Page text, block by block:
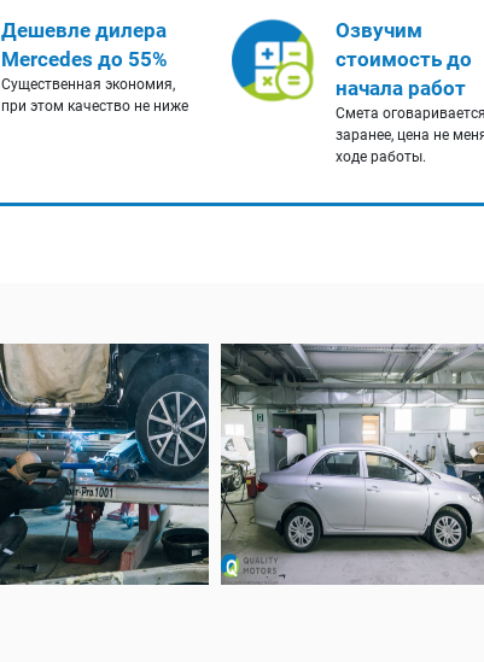
Дешевле дилера
Mercedes до 55%
Существенная экономия,
при этом качество не ниже
Озвучим
стоимость до
начала работ
Смета оговаривается
заранее, цена не
ходе работы.